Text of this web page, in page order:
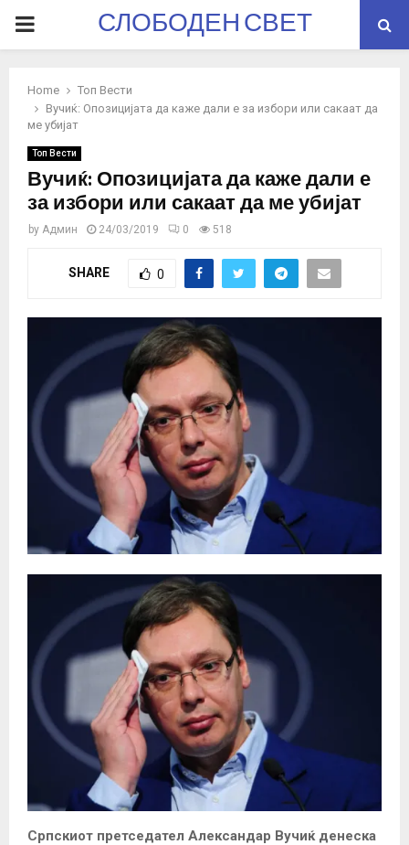
PRIMARYСЛОБОДЕН СВЕТ
Home
Топ Вести
Вучиќ: Опозицијата да каже дали е за избори или сакаат да
ме убијат
Топ Вести
Вучиќ: Опозицијата да каже дали е
за избори или сакаат да ме убијат
by Админ 24/03/2019 0 518
SHARE 0
Српскиот претседател Александар Вучиќ денеска